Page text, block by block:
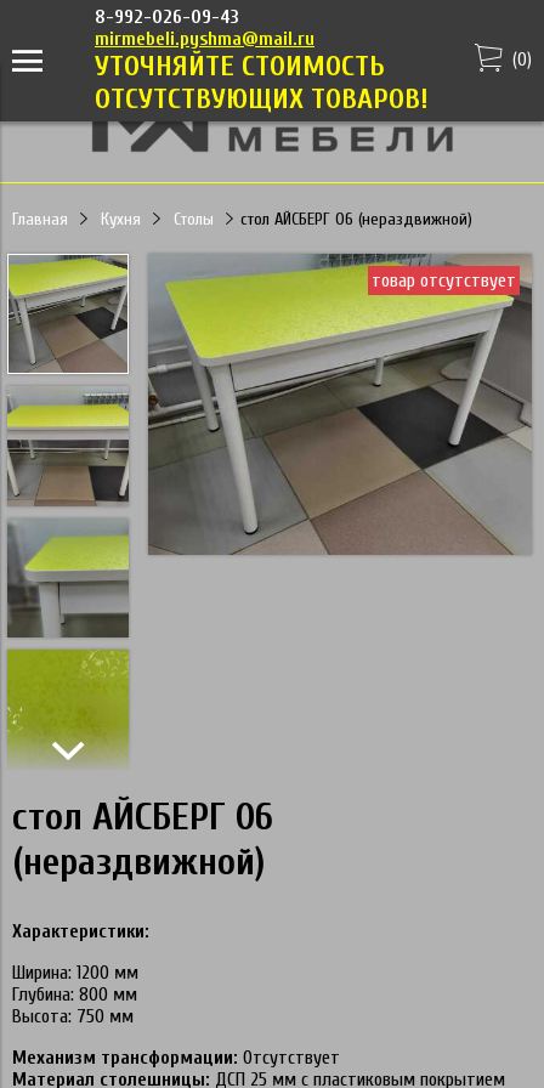
8-992-026-09-43
mirmebeli.pyshma@mail.ru
УТОЧНЯЙТЕ СТОИМОСТЬ
ОТСУТСТВУЮЩИХ ТОВАРОВ!
(0)
Главная Кухня Столы стол АЙСБЕРГ 06 (нераздвижной)
товар отсутствует
стол АЙСБЕРГ 06
(нераздвижной)
Характеристики:
Ширина: 1200 мм
Глубина: 800 мм
Высота: 750 мм
Механизм трансформации: Отсутствует
Материал столешницы: ДСП 25 мм с пластиковым покрытием